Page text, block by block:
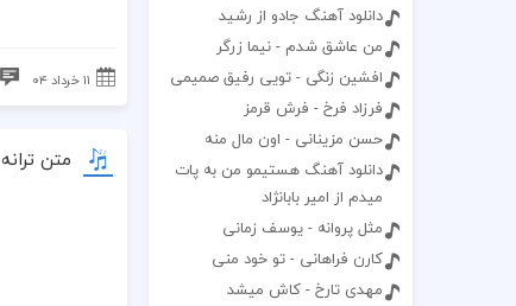
دانلود آهنگ جادو از رشید
من عاشق شدم - نیما زرگر
افشین زنگی - تویی رفیق صمیمی
فرزاد فرخ - فرش قرمز
حسن مزینانی - اون مال منه
دانلود آهنگ هستیمو من به پات
میدم از امیر بابانژاد
مثل پروانه - یوسف زمانی
کارن فراهانی - تو خود منی
مهدی تارخ - کاش میشد
۱۱ خرداد ۰۴
متن ترانه